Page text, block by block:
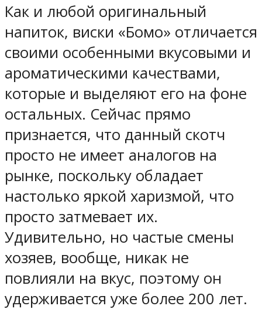
Как и любой оригинальный
напиток, виски «Бомо» отличается
своими особенными вкусовыми и
ароматическими качествами,
которые и выделяют его на фоне
остальных. Сейчас прямо
признается, что данный скотч
просто не имеет аналогов на
рынке, поскольку обладает
настолько яркой харизмой, что
просто затмевает их.
Удивительно, но частые смены
хозяев, вообще, никак не
повлияли на вкус, поэтому он
удерживается уже более 200 лет.